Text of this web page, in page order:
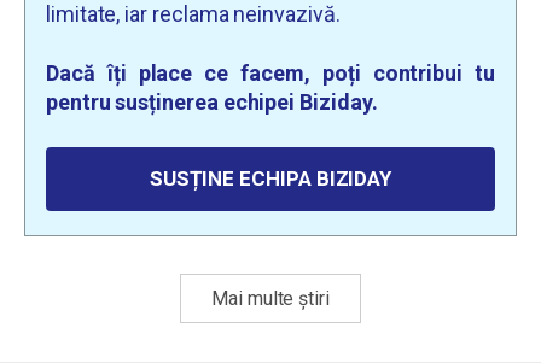
limitate, iar reclama neinvazivă.
Dacă îți place ce facem, poți contribui tu
pentru susținerea echipei Biziday.
SUSȚINE ECHIPA BIZIDAY
Mai multe știri